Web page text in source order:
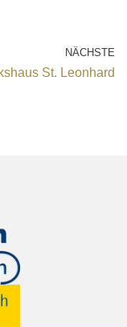
NÄCHSTE
St. Leonhard